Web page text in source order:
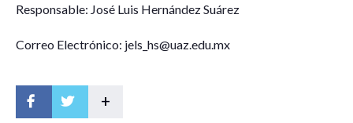
Responsable: José Luis Hernández Suárez
Correo Electrónico: jels_hs@uaz.edu.mx
+